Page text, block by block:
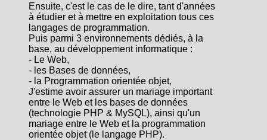
Ensuite, c'est le cas de le dire, tant d'années
à étudier et à mettre en exploitation tous ces
langages de programmation.
Puis parmi 3 environnements dédiés, à la
base, au développement informatique :
- Le Web,
- les Bases de données,
- la Programmation orientée objet,
J'estime avoir assurer un mariage important
entre le Web et les bases de données
(technologie PHP & MySQL), ainsi qu'un
mariage entre le Web et la programmation
orientée objet (le langage PHP).